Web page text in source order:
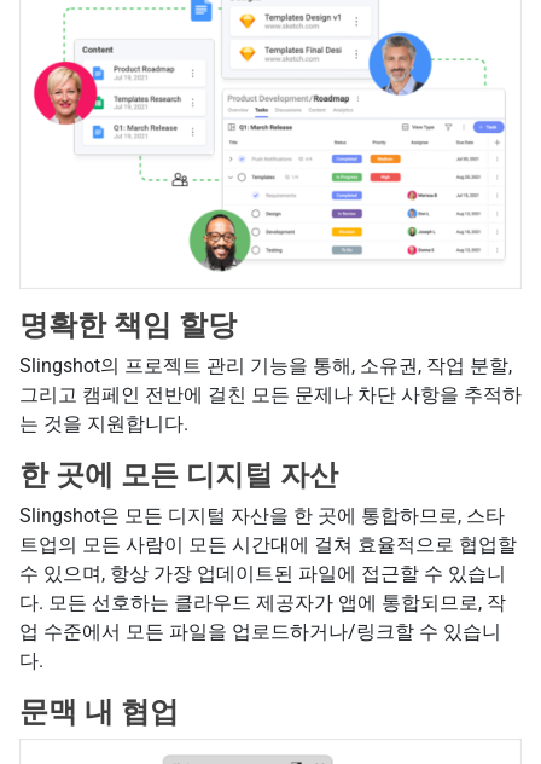
명확한 책임 할당
Slingshot의 프로젝트 관리 기능을 통해, 소유권, 작업 분할,
그리고 캠페인 전반에 걸친 모든 문제나 차단 사항을 추적하
는 것을 지원합니다.
한 곳에 모든 디지털 자산
Slingshot은 모든 디지털 자산을 한 곳에 통합하므로, 스타
트업의 모든 사람이 모든 시간대에 걸쳐 효율적으로 협업할
수 있으며, 항상 가장 업데이트된 파일에 접근할 수 있습니
다. 모든 선호하는 클라우드 제공자가 앱에 통합되므로, 작
업 수준에서 모든 파일을 업로드하거나/링크할 수 있습니
다.
문맥 내 협업